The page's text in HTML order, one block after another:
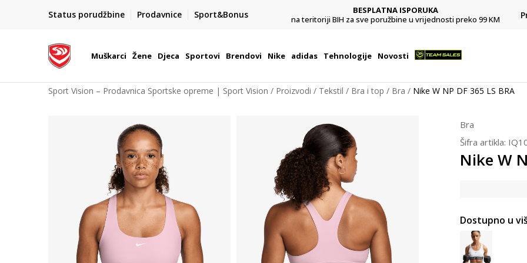
Status porudžbine Prodavnice Sport&Bonus
POZOVITE NAS NA : 055/490-400
Pon-Pet od 9h - 16h
BESPLATNA ISPORUKA
na teritoriji BIH za sve poružbine u vrijednosti preko 99 KM
Muškarci Žene Djeca Sportovi Brendovi Nike adidas Tehnologije Novosti
Sport Vision – Prodavnica Sportske opreme | Sport Vision Proizvodi Tekstil Bra i top Bra Nike W NP DF 365 LS BRA
Bra
Šifra artikla:
Nike W
Dostupno u